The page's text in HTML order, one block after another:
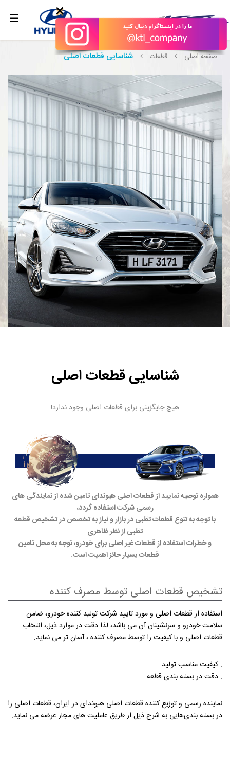
×
صفحه اصلی قطعات شناسایی قطعات اصلی
شناسایی قطعات اصلی
هیچ جایگزینی برای قطعات اصلی وجود ندارد!
همواره توصیه نمایید از قطعات اصلی هیوندای تامین شده از نمایندگی های
رسمی شرکت استفاده گردد،
با توجه به تنوع قطعات تقلبی در بازار و نیاز به تخصص در تشخیص قطعه
تقلبی از نظر ظاهری
و خطرات استفاده از قطعات غیر اصلی برای خودرو، توجه به محل تامین
قطعات بسیار حائز اهمیت است.
تشخیص قطعات اصلی توسط مصرف كننده
استفاده از قطعات اصلی و مورد تایید شركت تولید كننده خودرو، ضامن
سلامت خودرو و سرنشینان آن می باشد، ‌لذا دقت در موارد ذیل، انتخاب
قطعات اصلی و با كیفیت را توسط مصرف كننده ، آسان تر می نماید:
. كیفیت مناسب تولید
. دقت در بسته بندی قطعه
نماینده رسمی و توزیع کننده قطعات اصلی هیوندای در ایران، قطعات اصلی را
در بسته بندی‌هایی به شرح ذیل از طریق عاملیت های مجاز عرضه می نماید.